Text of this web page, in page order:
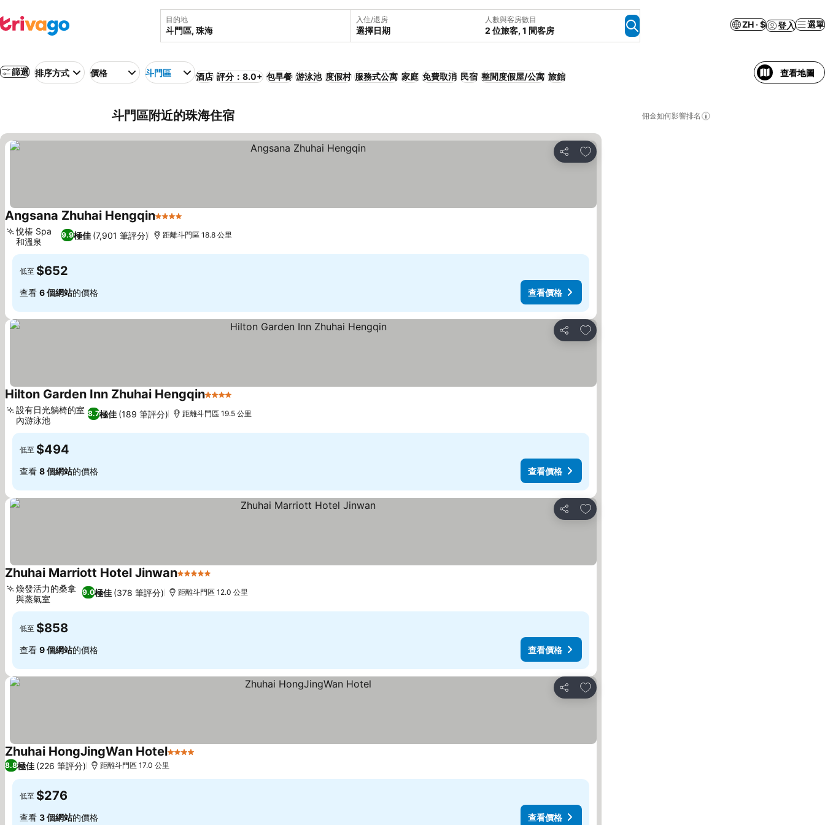
目的地 入住/退房
選擇日期
人數與客房數目
2 位旅客, 1 間客房
ZH · $ 登入 選單
篩選 排序方式 價格 斗門區 酒店 評分：8.0+ 包早餐 游泳池 度假村 服務式公寓 家庭 免費取消 民宿 整間度假屋/公寓 旅館 查看地圖
斗門區附近的珠海住宿 佣金如何影響排名
分享
放到收藏夾
Angsana Zhuhai Hengqin4 星級
9.9極佳 (7,901 筆評分)
悅椿 Spa
和溫泉
距離斗門區 18.8 公里
低至 $652
查看 6 個網站的價格 查看價格
分享
放到收藏夾
Hilton Garden Inn Zhuhai Hengqin4 星級
8.7極佳 (189 筆評分)
設有日光躺椅的室
內游泳池
距離斗門區 19.5 公里
低至 $494
查看 8 個網站的價格 查看價格
分享
放到收藏夾
Zhuhai Marriott Hotel Jinwan5 星級
9.0極佳 (378 筆評分)
煥發活力的桑拿
與蒸氣室
距離斗門區 12.0 公里
低至 $858
查看 9 個網站的價格 查看價格
分享
放到收藏夾
Zhuhai HongJingWan Hotel4 星級
8.8極佳 (226 筆評分) 距離斗門區 17.0 公里
低至 $276
查看 3 個網站的價格 查看價格